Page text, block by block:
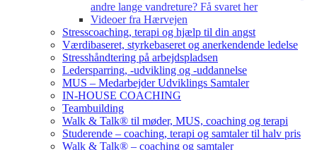
andre lange vandreture? Få svaret her
Videoer fra Hærvejen
Stresscoaching, terapi og hjælp til din angst
Værdibaseret, styrkebaseret og anerkendende ledelse
Stresshåndtering på arbejdspladsen
Ledersparring, -udvikling og -uddannelse
MUS – Medarbejder Udviklings Samtaler
IN-HOUSE COACHING
Teambuilding
Walk & Talk® til møder, MUS, coaching og terapi
Studerende – coaching, terapi og samtaler til halv pris
Walk & Talk® – coaching og samtaler